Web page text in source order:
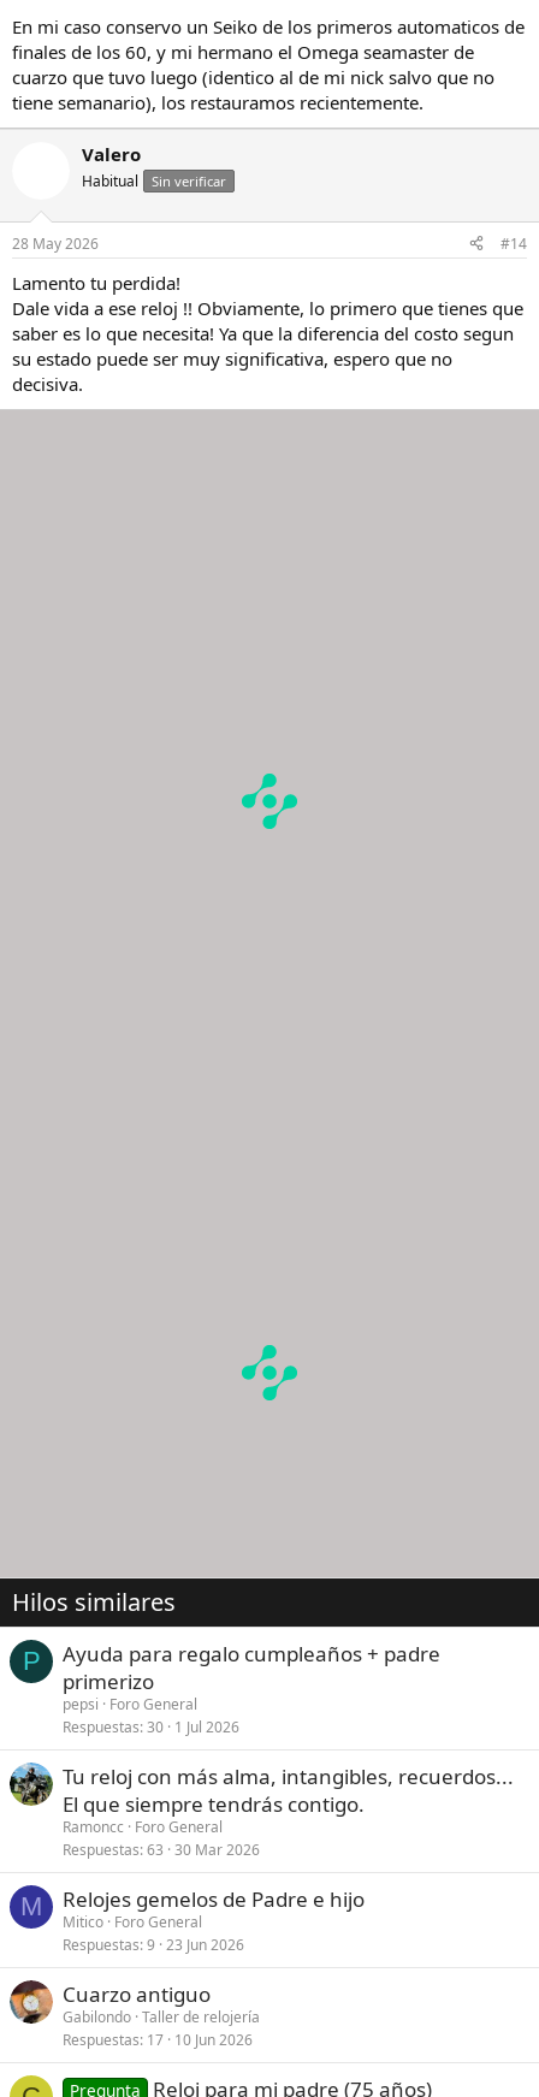
En mi caso conservo un Seiko de los primeros automaticos de
finales de los 60, y mi hermano el Omega seamaster de
cuarzo que tuvo luego (identico al de mi nick salvo que no
tiene semanario), los restauramos recientemente.
Valero
Habitual Sin verificar
28 May 2026 #14
Lamento tu perdida!
Dale vida a ese reloj !! Obviamente, lo primero que tienes que
saber es lo que necesita! Ya que la diferencia del costo segun
su estado puede ser muy significativa, espero que no
decisiva.
Hilos similares
P
Ayuda para regalo cumpleaños + padre
primerizo
pepsi
Foro General
Respuestas 30 1 Jul 2026
Tu reloj con más alma, intangibles, recuerdos...
El que siempre tendrás contigo.
Ramoncc
Foro General
Respuestas 63 30 Mar 2026
M Relojes gemelos de Padre e hijo
Mitico Foro General
Respuestas 9 23 Jun 2026
Cuarzo antiguo
Gabilondo Taller de relojería
Respuestas 17 10 Jun 2026
Pregunta Reloj para mi padre (75 años)